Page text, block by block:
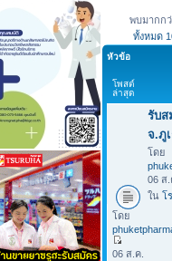
พบมากก
ทั้งหมด
หัวข้อ
โพสต์
ล่าสุด
รับส
จ.ภู
โดย
06 ส.
ใน โ
โดย
06 ส.ค.